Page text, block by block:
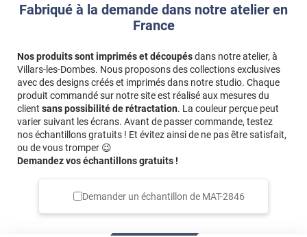
Fabriqué à la demande dans notre atelier en
France
Nos produits sont imprimés et découpésdans notre atelier, à
Villars-les-Dombes. Nous proposons des collections exclusives
avec des designs créés et imprimés dans notre studio. Chaque
produit commandé sur notre site est réalisé aux mesures du
client sans possibilité de rétractation. La couleur perçue peut
varier suivant les écrans. Avant de passer commande, testez
nos échantillons gratuits ! Et évitez ainsi de ne pas être satisfait,
ou de vous tromper 😉
Demandez vos échantillons gratuits !
Demander un échantillon de MAT-2846